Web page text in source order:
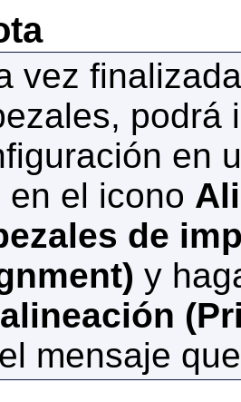
vez
podrá
en
en el icono
de
y
mensaje